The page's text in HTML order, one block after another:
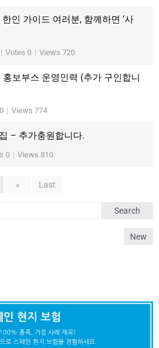
인 가이드 여러분, 함께하면 ‘사
| Votes 0 | Views 720
홍보부스 운영인력 (추가 구인합니
| Views 774
– 추가충원합니다.
0 | Views 810
» Last
Search
New